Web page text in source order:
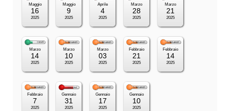
Maggio
16
2025
Maggio
9
2025
Aprile
4
2025
Marzo
28
2025
Marzo
21
2025
Marzo
14
2025
Marzo
10
2025
Marzo
03
2025
Febbraio
21
2025
Febbraio
14
2025
Febbraio
7
2025
Gennaio
31
2025
Gennaio
17
2025
Gennaio
10
2025